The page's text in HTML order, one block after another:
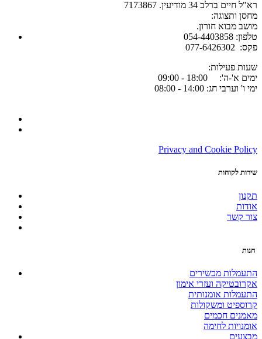
רא"ל חיים ברלב 34 מודיעין. 7173867
:מחסן ותצוגה
.מושב מבוא חורון
054-4403858 :טלפון
077-6426302 :פקס
:שעות פעילות
ימים א'-ה': 18:00 - 09:00
ימי ו' וערבי חג: 14:00 - 08:00
Privacy and Cookie Policy
שירות לקוחות
תקנון
אודות
צור קשר
התעמלות מכשירים
אקרובטיקה ועזרי אימון
התעמלות אומנותית
קרוספיט ומשקולות
מאמנים חכמים
אומנויות לחימה
מבצעים